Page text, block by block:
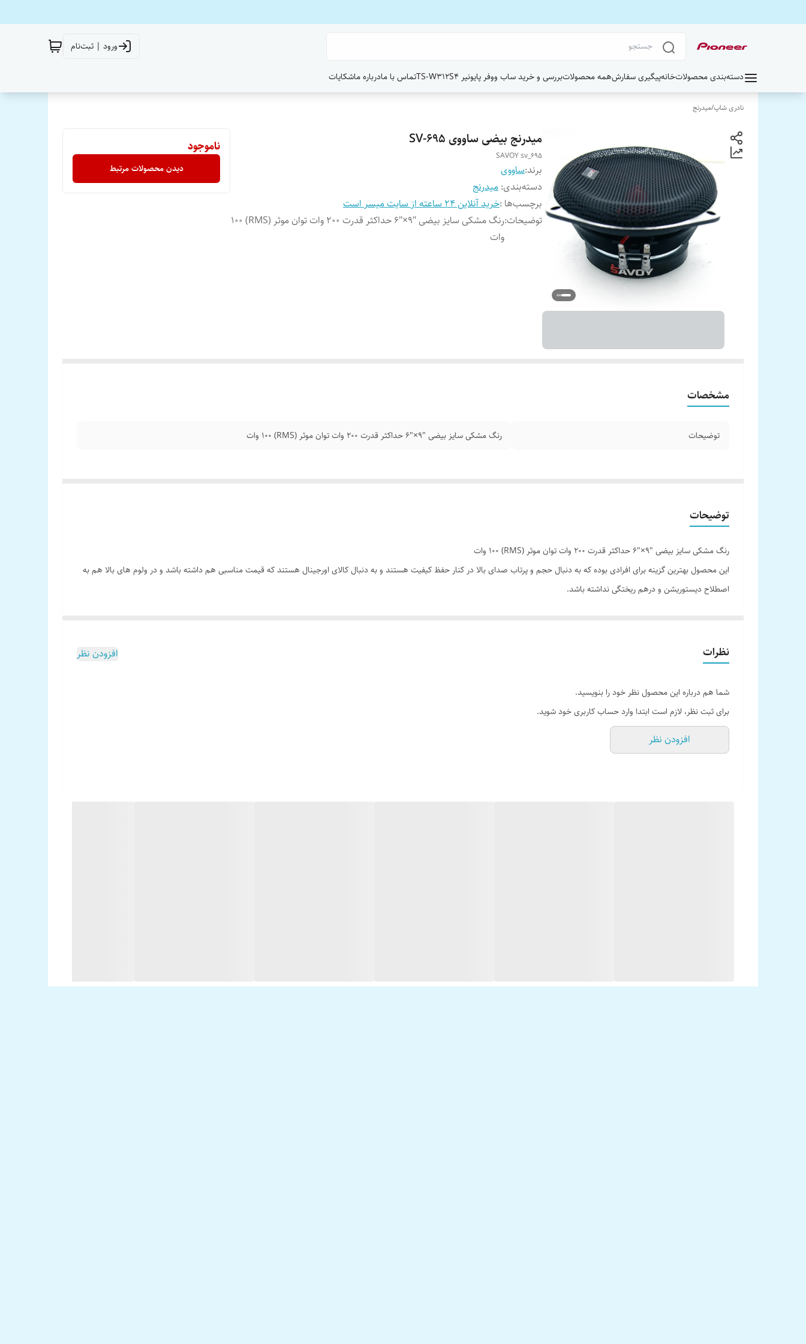
ورود | ثبت‌نام
دسته‌بندی محصولاتخانهپیگیری سفارشهمه محصولاتبررسی و خرید ساب ووفر پایونیر TS-W312S4 تماس با مادرباره ماشکایات
نادری شاپ/میدرنج
میدرنج بیضی ساووی SV-695
SAVOY sv_695
برند:ساووی
دسته‌بندی: میدرنج
برچسب‌ها :خرید آنلاین 24 ساعته از سایت میسر است
توضیحات:
رنگ مشکی سایز بیضی "9×"6 حداکثر قدرت 200 وات توان موثر (RMS) 100
وات
ناموجود
دیدن محصولات مرتبط
مشخصات
توضیحات رنگ مشکی سایز بیضی "9×"6 حداکثر قدرت 200 وات توان موثر (RMS) 100 وات
توضیحات
رنگ مشکی سایز بیضی "9×"6 حداکثر قدرت 200 وات توان موثر (RMS) 100 وات
این محصول بهترین گزینه برای افرادی بوده که به دنبال حجم و پرتاب صدای بالا در کنار حفظ کیفیت هستند و به دنبال کالای اورجینال هستند که قیمت مناسبی هم داشته باشد و در ولوم های بالا هم به
اصطلاح دیستوریشن و درهم ریختگی نداشته باشد.
نظرات افزودن نظر
شما هم درباره این محصول نظر خود را بنویسید.
برای ثبت نظر، لازم است ابتدا وارد حساب کاربری خود شوید.
افزودن نظر